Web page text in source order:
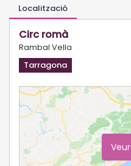
Localització
Circ romà
Rambal Vella
Tarragona